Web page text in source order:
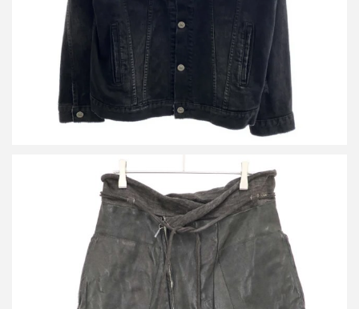
タイチムラカミ ジャージーレザーショートパンツ